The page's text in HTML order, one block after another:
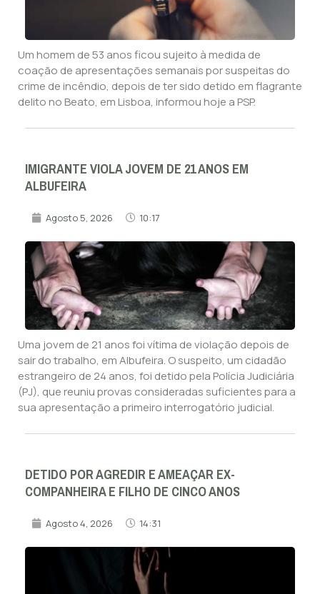
Um homem de 53 anos ficou sujeito à medida de
coação de apresentações semanais por suspeitas do
crime de incêndio, depois de ter sido detido em flagrante
delito no Beato, em Lisboa, informou hoje a PSP.
IMIGRANTE VIOLA JOVEM DE 21 ANOS EM
ALBUFEIRA
Agosto 5, 2026 10:17
Uma jovem de 21 anos foi vítima de violação depois de
sair do trabalho, em Albufeira. O suspeito, um cidadão
estrangeiro de 24 anos, foi detido pela Polícia Judiciária
(PJ), que reuniu provas consideradas suficientes para a
sua apresentação a primeiro interrogatório judicial.
DETIDO POR AGREDIR E AMEAÇAR EX-
COMPANHEIRA E FILHO DE CINCO ANOS
Agosto 4, 2026 14:31